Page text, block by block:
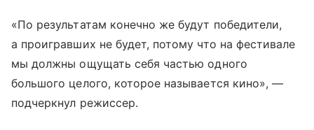
«По результатам конечно же будут победители,
а проигравших не будет, потому что на фестивале
мы должны ощущать себя частью одного
большого целого, которое называется кино», —
подчеркнул режиссер.